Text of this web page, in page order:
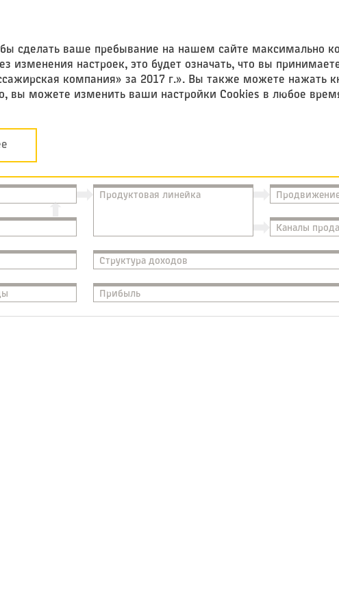
Продуктовая линейка
Каналы
Структура доходов
Прибыль
сделать ваше пребывание на нашем сайте максимально
изменения настроек, это будет означать, что вы
компания» за 2017 г.». Вы также можете нажать
вы можете изменить ваши настройки Cookies в любое